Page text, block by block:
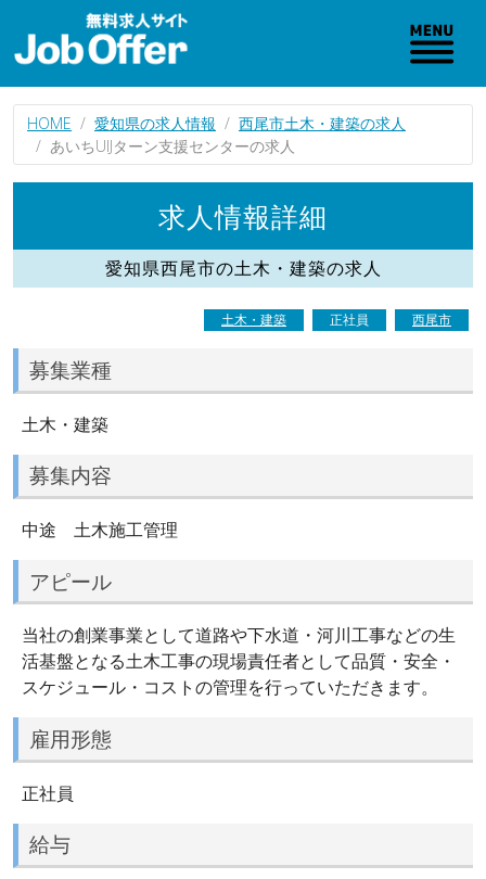
HOME 愛知県の求人情報
西尾市土木・建築の求人
あいちUIJターン支援センターの求人
求人情報詳細
愛知県西尾市の土木・建築の求人
土木・建築 正社員 西尾市
募集業種
土木・建築
募集内容
中途 土木施工管理
アピール
当社の創業事業として道路や下水道・河川工事などの生
活基盤となる土木工事の現場責任者として品質・安全・
スケジュール・コストの管理を行っていただきます。
雇用形態
正社員
給与